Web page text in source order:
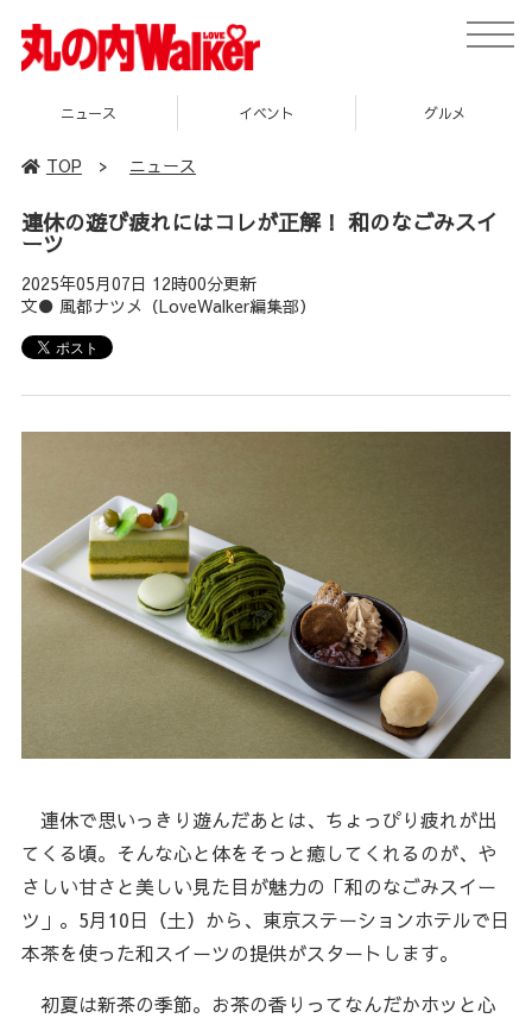
toggle
イベント グルメ スポット
TOP > ニュース
連休の遊び疲れにはコレが正解！ 和のなごみスイ
ーツ
2025年05月07日 12時00分更新
文● 風都ナツメ（LoveWalker編集部）
連休で思いっきり遊んだあとは、ちょっぴり疲れが出
てくる頃。そんな心と体をそっと癒してくれるのが、や
さしい甘さと美しい見た目が魅力の「和のなごみスイー
ツ」。5月10日（土）から、東京ステーションホテルで日
本茶を使った和スイーツの提供がスタートします。
初夏は新茶の季節。お茶の香りってなんだかホッと心